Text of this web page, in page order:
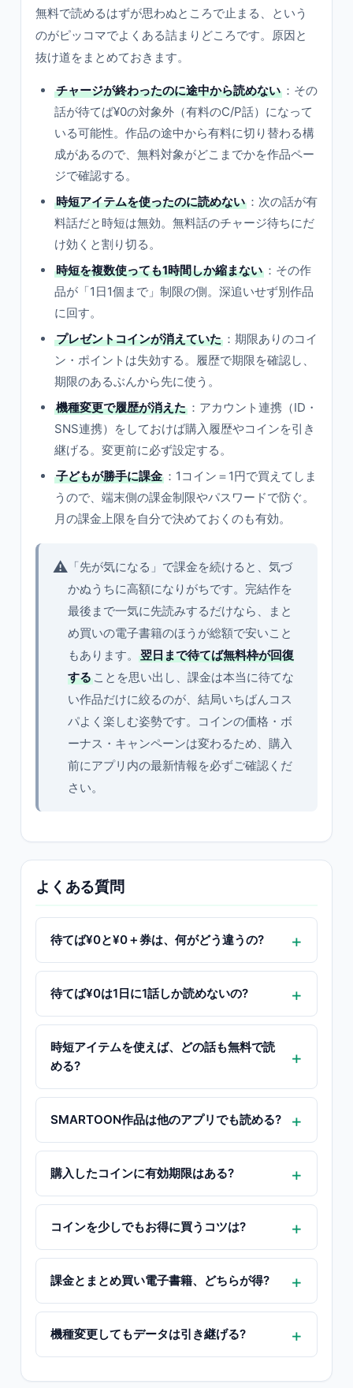
無料で読めるはずが思わぬところで止まる、という
のがピッコマでよくある詰まりどころです。原因と
抜け道をまとめておきます。
チャージが終わったのに途中から読めない ：その
話が待てば¥0の対象外（有料のC/P話）になって
いる可能性。作品の途中から有料に切り替わる構
成があるので、無料対象がどこまでかを作品ペー
ジで確認する。
時短アイテムを使ったのに読めない ：次の話が有
料話だと時短は無効。無料話のチャージ待ちにだ
け効くと割り切る。
時短を複数使っても1時間しか縮まない ：その作
品が「1日1個まで」制限の側。深追いせず別作品
に回す。
プレゼントコインが消えていた ：期限ありのコイ
ン・ポイントは失効する。履歴で期限を確認し、
期限のあるぶんから先に使う。
機種変更で履歴が消えた ：アカウント連携（ID・
SNS連携）をしておけば購入履歴やコインを引き
継げる。変更前に必ず設定する。
子どもが勝手に課金 ：1コイン＝1円で買えてしま
うので、端末側の課金制限やパスワードで防ぐ。
月の課金上限を自分で決めておくのも有効。
⚠️ 「先が気になる」で課金を続けると、気づ
かぬうちに高額になりがちです。完結作を
最後まで一気に先読みするだけなら、まと
め買いの電子書籍のほうが総額で安いこと
もあります。
翌日まで待てば無料枠が回復
する ことを思い出し、課金は本当に待てな
い作品だけに絞るのが、結局いちばんコス
パよく楽しむ姿勢です。コインの価格・ボ
ーナス・キャンペーンは変わるため、購入
前にアプリ内の最新情報を必ずご確認くだ
さい。
よくある質問
待てば¥0と¥0＋券は、何がどう違うの?
待てば¥0は1日に1話しか読めないの?
時短アイテムを使えば、どの話も無料で読
める?
SMARTOON作品は他のアプリでも読める?
購入したコインに有効期限はある?
コインを少しでもお得に買うコツは?
課金とまとめ買い電子書籍、どちらが得?
機種変更してもデータは引き継げる?